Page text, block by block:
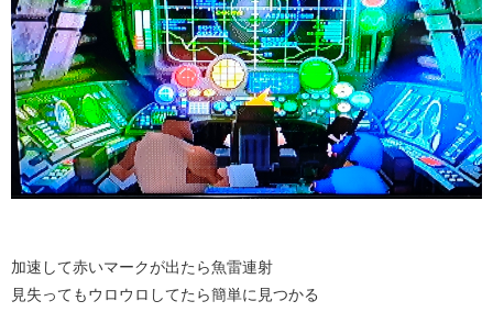
加速して赤いマークが出たら魚雷連射
見失ってもウロウロしてたら簡単に見つかる